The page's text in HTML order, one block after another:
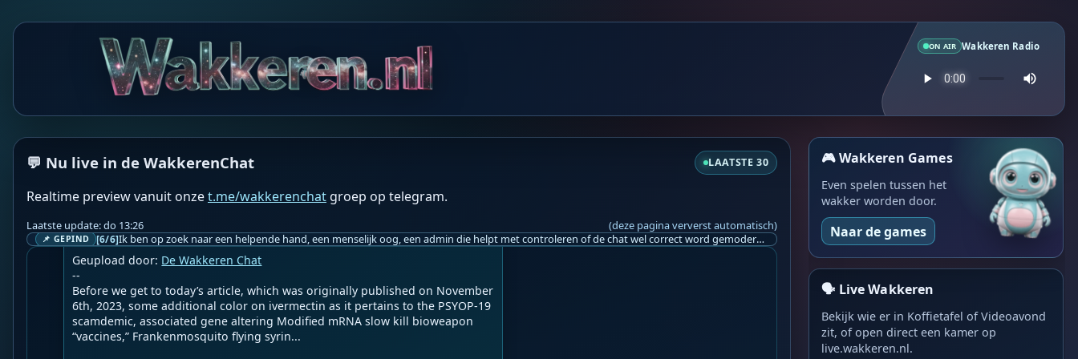
ON AIR Wakkeren Radio
💬 Nu live in de WakkerenChat LAATSTE 30
Realtime preview vanuit onzet.me/wakkerenchat groep op telegram.
Laatste update: do 13:26 (deze pagina ververst automatisch)
📌 GEPIND [6/6] Ik ben op zoek naar een helpende hand, een menselijk oog, een admin die helpt met controleren of de chat wel correct word gemodereerd word door NoMoSpam. 98% gaat automatisch goed, toch ik dit nooit helemaal loslaten en moet er altijd een mens mee blijven opletten bij elke beslissing die gemaakt word. Waar bestaan de werkzaamheden uit? Mee kijken in admin log kanaal naar alle drugs/porno/scams die voorbij komen en in het geval van een randgevalletje, ingrijpen en b.v. een verwijderd maar wel toegestaan bericht terug plaatsen met een druk op de knop. tsja zo banaal en simpel is het gesteld.. Word je hier blij van? Nee. Strookt het je ego? Nee. Word je er beter van? Nee. Kost het veel tijd? Totaal niet, consistentie en regelmaat is belangrijker dan 'er even voor kunnen gaan zitten'.. het werk is in een paar seconden gepiept.. je checkt puur of AI de juiste beslissing heeft gemaakt.. …
☀️2nd Smartest Guy in the World☀️
The Cure for Frankenmosquitos, Malaria, Turbo Cancers, Bacteria, Parasites,
A Flu "Vaccine" & New DEI Hire CDC Director
Geupload door: De Wakkeren Chat
--
Before we get to today’s article, which was originally published on November
6th, 2023, some additional color on ivermectin as it pertains to the PSYOP-19
scamdemic, associated gene altering Modified mRNA slow kill bioweapon
“vaccines,” Frankenmosquito flying syrin...
🎮 Wakkeren Games
Even spelen tussen het
wakker worden door.
Naar de games
🗣️ Live Wakkeren
Bekijk wie er in Koffietafel of Videoavond
zit, of open direct een kamer op
live.wakkeren.nl.